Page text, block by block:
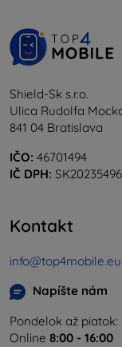
Shield-Sk s.r.o.
Ulica Rudolfa
841 04 Bratislava
IČO: 46701494
IČ DPH:
Kontakt
info@top4mobile.eu
Napíšte nám
Pondelok až piatok:
Online 8:00 - 16:00